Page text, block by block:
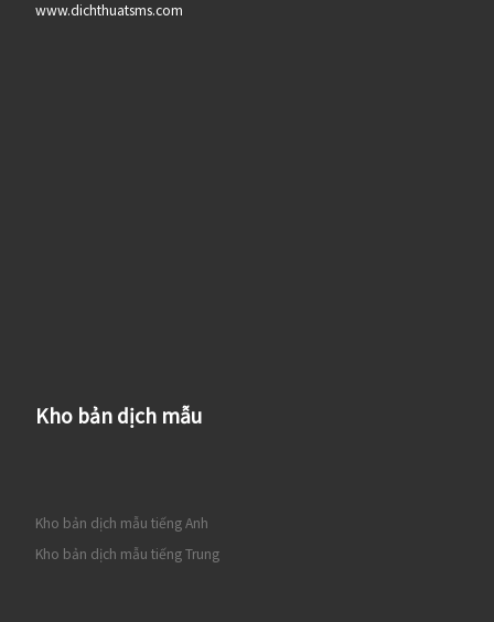
www.dichthuatsms.com
Kho bản dịch mẫu
Kho bản dịch mẫu tiếng Anh
Kho bản dịch mẫu tiếng Trung